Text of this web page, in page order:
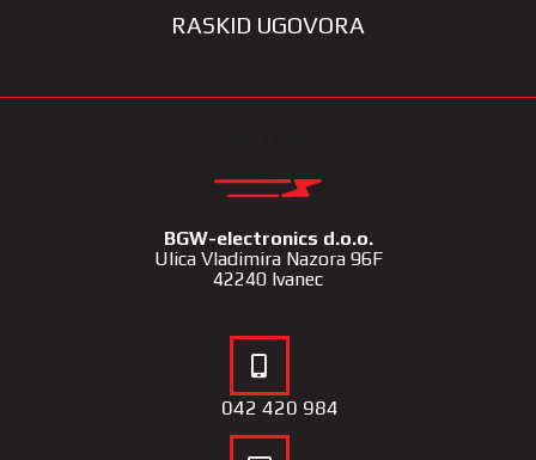
RASKID UGOVORA
BGW-electronics d.o.o.
Ulica Vladimira Nazora 96F
42240 Ivanec
042 420 984